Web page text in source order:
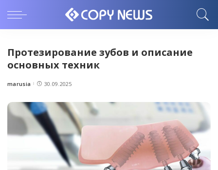
Протезирование зубов и описание
основных техник
Posted
marusia 30.09.2025